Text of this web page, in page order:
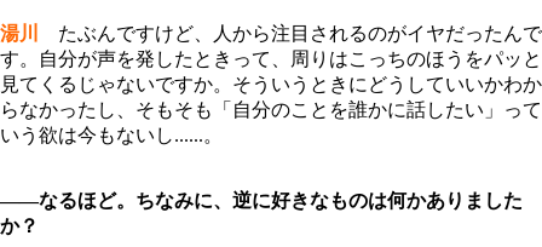
湯川
たぶんですけど、人から注目されるのがイヤだったんで
す。自分が声を発したときって、周りはこっちのほうをパッと
見てくるじゃないですか。そういうときにどうしていいかわか
らなかったし、そもそも「自分のことを誰かに話したい」って
いう欲は今もないし......。
――なるほど。ちなみに、逆に好きなものは何かありました
か？